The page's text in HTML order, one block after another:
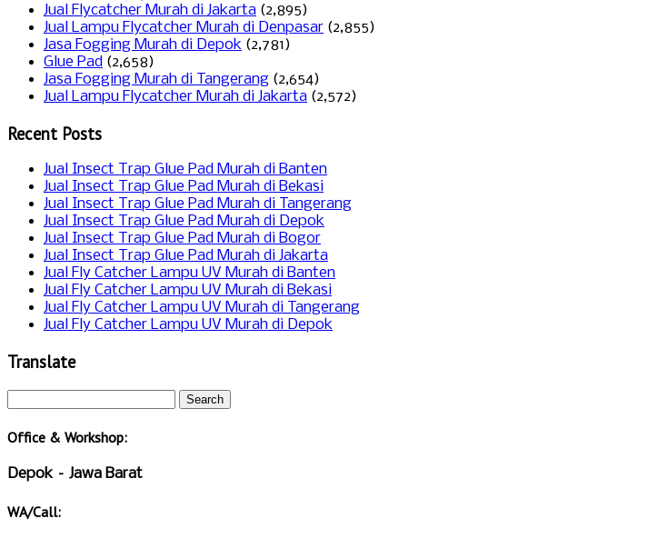
Jual Flycatcher Murah di Jakarta (2,895)
Jual Lampu Flycatcher Murah di Denpasar (2,855)
Jasa Fogging Murah di Depok (2,781)
Glue Pad (2,658)
Jasa Fogging Murah di Tangerang (2,654)
Jual Lampu Flycatcher Murah di Jakarta (2,572)
Recent Posts
Jual Insect Trap Glue Pad Murah di Banten
Jual Insect Trap Glue Pad Murah di Bekasi
Jual Insect Trap Glue Pad Murah di Tangerang
Jual Insect Trap Glue Pad Murah di Depok
Jual Insect Trap Glue Pad Murah di Bogor
Jual Insect Trap Glue Pad Murah di Jakarta
Jual Fly Catcher Lampu UV Murah di Banten
Jual Fly Catcher Lampu UV Murah di Bekasi
Jual Fly Catcher Lampu UV Murah di Tangerang
Jual Fly Catcher Lampu UV Murah di Depok
Translate
Office & Workshop:
Depok – Jawa Barat
WA/Call: